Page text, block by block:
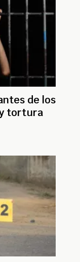
de los
tortura